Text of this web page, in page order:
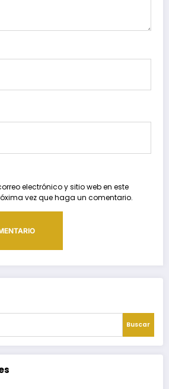
electrónico y sitio web en este
vez que haga un comentario.
Buscar